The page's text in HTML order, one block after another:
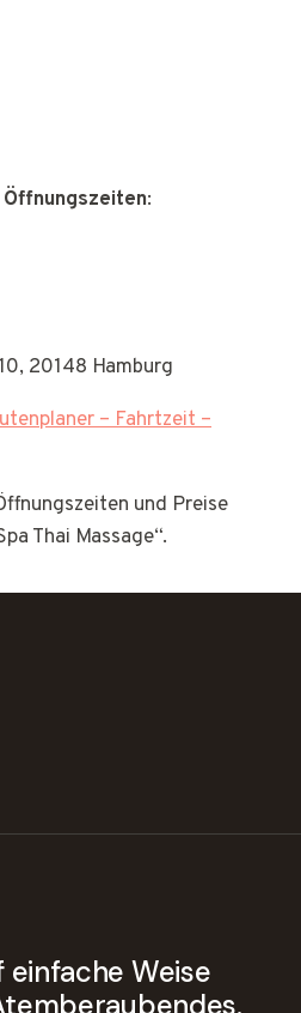
Öffnungszeiten:
20148 Hamburg
– Fahrtzeit –
und Preise
Thai Massage“.
einfache Weise